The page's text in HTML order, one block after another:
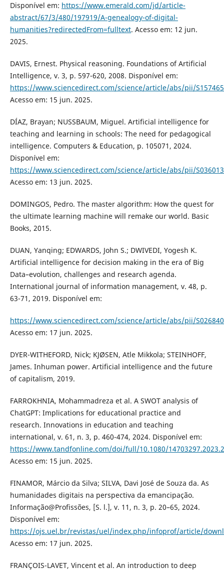
Disponível em: https://www.emerald.com/jd/article-
abstract/67/3/480/197919/A-genealogy-of-digital-
humanities?redirectedFrom=fulltext. Acesso em: 12 jun.
2025.
DAVIS, Ernest. Physical reasoning. Foundations of Artificial
Intelligence, v. 3, p. 597-620, 2008. Disponível em:
https://www.sciencedirect.com/science/article/abs/pii/
Acesso em: 15 jun. 2025.
DÍAZ, Brayan; NUSSBAUM, Miguel. Artificial intelligence for
teaching and learning in schools: The need for pedagogical
intelligence. Computers & Education, p. 105071, 2024.
Disponível em:
https://www.sciencedirect.com/science/article/abs/pii/
Acesso em: 13 jun. 2025.
DOMINGOS, Pedro. The master algorithm: How the quest for
the ultimate learning machine will remake our world. Basic
Books, 2015.
DUAN, Yanqing; EDWARDS, John S.; DWIVEDI, Yogesh K.
Artificial intelligence for decision making in the era of Big
Data–evolution, challenges and research agenda.
International journal of information management, v. 48, p.
63-71, 2019. Disponível em:
https://www.sciencedirect.com/science/article/abs/pii/
Acesso em: 17 jun. 2025.
DYER-WITHEFORD, Nick; KJØSEN, Atle Mikkola; STEINHOFF,
James. Inhuman power. Artificial intelligence and the future
of capitalism, 2019.
FARROKHNIA, Mohammadreza et al. A SWOT analysis of
ChatGPT: Implications for educational practice and
research. Innovations in education and teaching
international, v. 61, n. 3, p. 460-474, 2024. Disponível em:
https://www.tandfonline.com/doi/full/10.1080/
Acesso em: 15 jun. 2025.
FINAMOR, Márcio da Silva; SILVA, Davi José de Souza da. As
humanidades digitais na perspectiva da emancipação.
Informação@Profissões, [S. l.], v. 11, n. 3, p. 20–65, 2024.
Disponível em:
https://ojs.uel.br/revistas/uel/index.php/infoprof/article/
Acesso em: 17 jun. 2025.
FRANÇOIS-LAVET, Vincent et al. An introduction to deep